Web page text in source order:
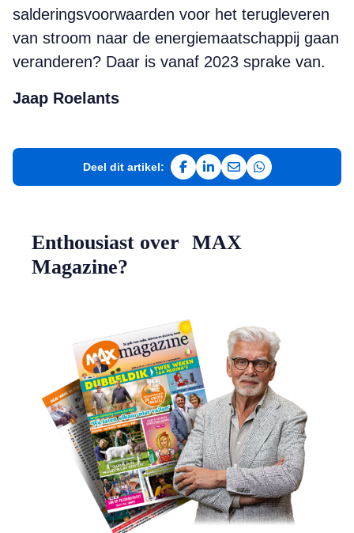
salderingsvoorwaarden voor het terugleveren
van stroom naar de energiemaatschappij gaan
veranderen? Daar is vanaf 2023 sprake van.
Jaap Roelants
Deel dit artikel:
Deel op Facebook
Deel op LinkedIn
Deel via e-mail
Deel via
Enthousiast over MAX
Magazine?